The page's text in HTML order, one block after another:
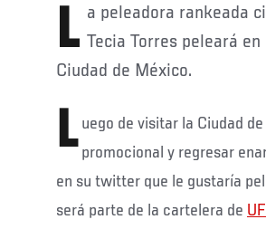
La peleadora rankeada cinco en peso paja del UFC y de origen boricua Tecia Torres peleará
Ciudad de México.
L uego de visitar la Ciudad
promocional y regresar
en su twitter que le gustaría
será parte de la cartelera de